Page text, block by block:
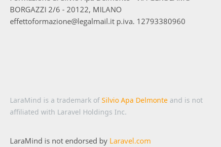
BORGAZZI 2/6 - 20122, MILANO
effettoformazione@legalmail.it p.iva. 12793380960
LaraMind is a trademark of Silvio Apa Delmonte and is not
affiliated with Laravel Holdings Inc.
LaraMind is not endorsed by Laravel.com